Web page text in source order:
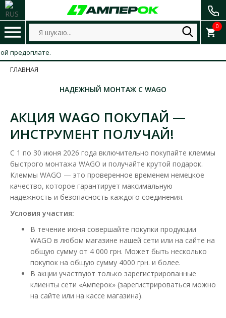
0
ГЛАВНАЯ
НАДЕЖНЫЙ МОНТАЖ С WAGO
АКЦИЯ WAGO ПОКУПАЙ —
ИНСТРУМЕНТ ПОЛУЧАЙ!
С 1 по 30 июня 2026 года включительно покупайте клеммы
быстрого монтажа WAGO и получайте крутой подарок.
Клеммы WAGO — это проверенное временем немецкое
качество, которое гарантирует максимальную
надежность и безопасность каждого соединения.
Условия участия:
В течение июня совершайте покупки продукции
WAGO в любом магазине нашей сети или на сайте на
общую сумму от 4 000 грн. Может быть несколько
покупок на общую сумму 4000 грн. и более.
В акции участвуют только зарегистрированные
клиенты сети «Амперок» (зарегистрироваться можно
на сайте или на кассе магазина).